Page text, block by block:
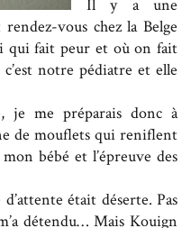
Il y a une
vous chez la Belge
qui fait peur et où on fait
notre pédiatre et elle
je me préparais donc à
de mouflets qui reniflent
bébé et l’épreuve des
était déserte. Pas
détendu… Mais Kouign